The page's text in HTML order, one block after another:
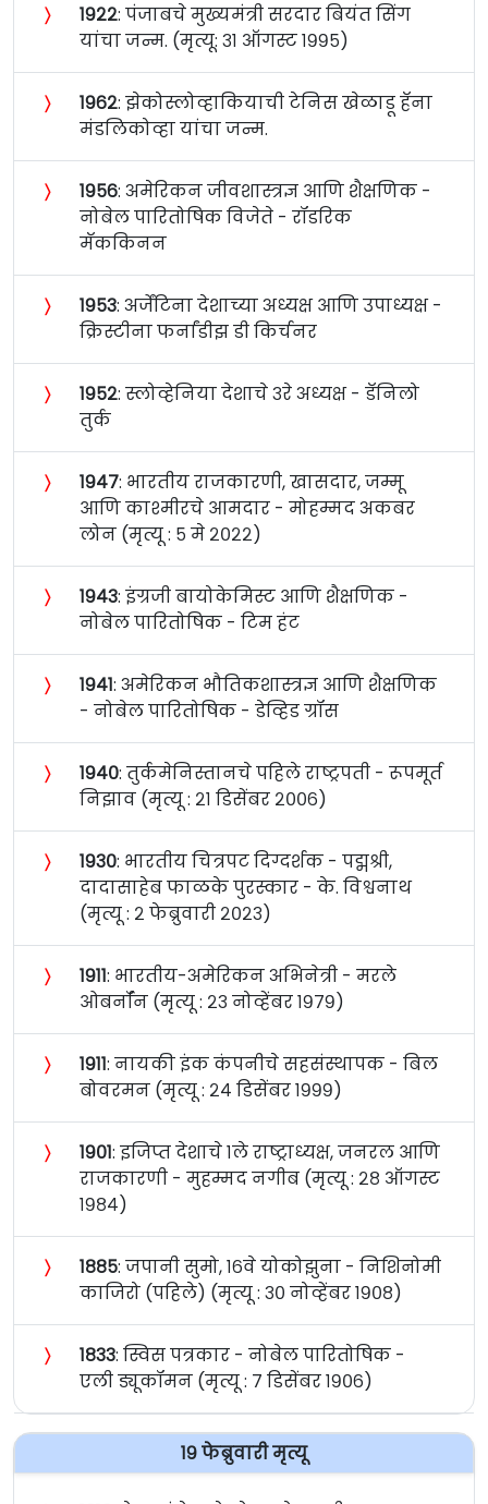
〉 १९२२: पंजाबचे मुख्यमंत्री सरदार बियंत सिंग
यांचा जन्म. (मृत्यू: ३१ ऑगस्ट १९९५)
〉 १९६२: झेकोस्लोव्हाकियाची टेनिस खेळाडू हॅना
मंडलिकोव्हा यांचा जन्म.
〉 १९५६: अमेरिकन जीवशास्त्रज्ञ आणि शैक्षणिक -
नोबेल पारितोषिक विजेते - रॉडरिक
मॅककिनन
〉 १९५३: अर्जेंटिना देशाच्या अध्यक्ष आणि उपाध्यक्ष -
क्रिस्टीना फर्नांडीझ डी किर्चनर
〉 १९५२: स्लोव्हेनिया देशाचे ३रे अध्यक्ष - डॅनिलो
तुर्क
〉 १९४७: भारतीय राजकारणी, खासदार, जम्मू
आणि काश्मीरचे आमदार - मोहम्मद अकबर
लोन (मृत्यू : ५ मे २०२२)
〉 १९४३: इंग्रजी बायोकेमिस्ट आणि शैक्षणिक -
नोबेल पारितोषिक - टिम हंट
〉 १९४१: अमेरिकन भौतिकशास्त्रज्ञ आणि शैक्षणिक
- नोबेल पारितोषिक - डेव्हिड ग्रॉस
〉 १९४०: तुर्कमेनिस्तानचे पहिले राष्ट्रपती - रूपमूर्त
निझाव (मृत्यू : २१ डिसेंबर २००६)
〉 १९३०: भारतीय चित्रपट दिग्दर्शक - पद्मश्री,
दादासाहेब फाळके पुरस्कार - के. विश्वनाथ
(मृत्यू : २ फेब्रुवारी २०२३)
〉 १९११: भारतीय-अमेरिकन अभिनेत्री - मरले
ओबर्नॉन (मृत्यू : २३ नोव्हेंबर १९७९)
〉 १९११: नायकी इंक कंपनीचे सहसंस्थापक - बिल
बोवरमन (मृत्यू : २४ डिसेंबर १९९९)
〉 १९०१: इजिप्त देशाचे १ले राष्ट्राध्यक्ष, जनरल आणि
राजकारणी - मुहम्मद नगीब (मृत्यू : २८ ऑगस्ट
१९८४)
〉 १८८५: जपानी सुमो, १६वे योकोझुना - निशिनोमी
काजिरो (पहिले) (मृत्यू : ३० नोव्हेंबर १९०८)
〉 १८३३: स्विस पत्रकार - नोबेल पारितोषिक -
एली ड्यूकॉमन (मृत्यू : ७ डिसेंबर १९०६)
१९ फेब्रुवारी मृत्यू